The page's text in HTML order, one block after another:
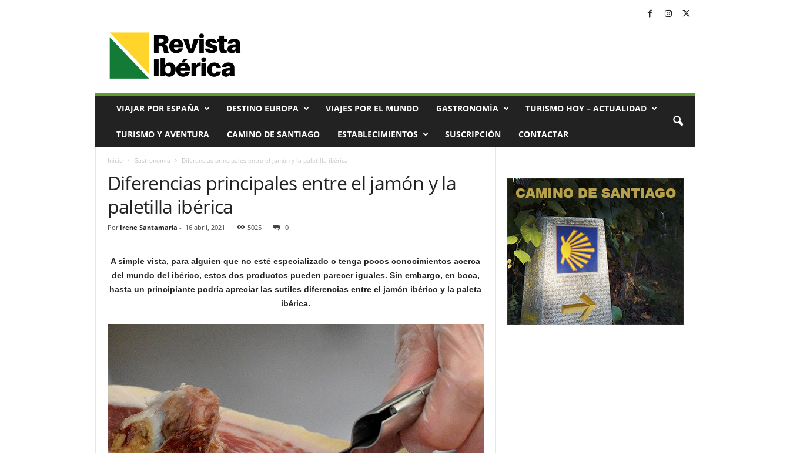
VIAJAR POR ESPAÑA DESTINO EUROPA VIAJES POR EL MUNDO GASTRONOMÍA TURISMO HOY – ACTUALIDAD
TURISMO Y AVENTURA CAMINO DE SANTIAGO ESTABLECIMIENTOS SUSCRIPCIÓN CONTACTAR
Inicio Gastronomía Diferencias principales entre el jamón y la paletilla ibérica
Diferencias principales entre el jamón y la
paletilla ibérica
Por Irene Santamaría - 16 abril, 2021 5025 0
A simple vista, para alguien que no esté especializado o tenga pocos conocimientos acerca
del mundo del ibérico, estos dos productos pueden parecer iguales. Sin embargo, en boca,
hasta un principiante podría apreciar las sutiles diferencias entre el jamón ibérico y la paleta
ibérica.